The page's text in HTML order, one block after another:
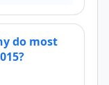
do most